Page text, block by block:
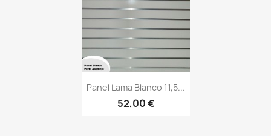
 Vista rápida
Panel Lama Blanco 11,5...
52,00 €